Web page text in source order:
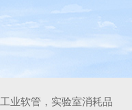
工业软管，实验室消耗品